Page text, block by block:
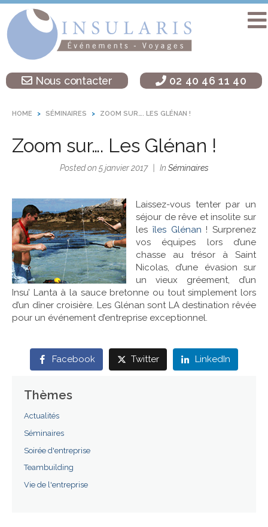
Accueil
Séminaire
sur une île
Activités
Soirées
d’entreprise
destinations
L’agence
Insularis
Actualités
Références
Contact
Nous contacter 02 40 46 11 40
HOME SÉMINAIRES ZOOM SUR…. LES GLÉNAN !
Zoom sur…. Les Glénan !
Posted on 5 janvier 2017 In Séminaires
Laissez-vous tenter par un
séjour de rêve et insolite sur
les îles Glénan ! Surprenez
vos équipes lors d’une
chasse au trésor à Saint
Nicolas, d’une évasion sur
un vieux gréement, d’un
Insu’ Lanta à la sauce bretonne ou tout simplement lors
d’un dîner croisière. Les Glénan sont LA destination rêvée
pour un événement d’entreprise exceptionnel.
Facebook Twitter LinkedIn
Thèmes
Actualités
Séminaires
Soirée d'entreprise
Teambuilding
Vie de l'entreprise